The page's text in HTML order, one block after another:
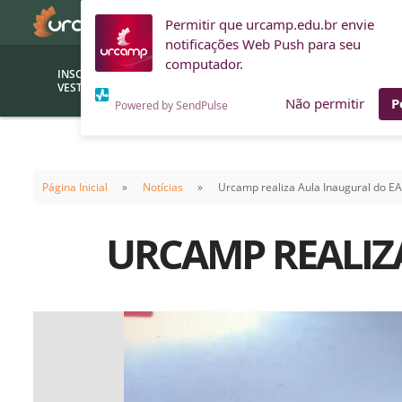
Permitir que urcamp.edu.br envie
notificações Web Push para seu
computador.
Powered by SendPulse Não permitir
INSCRIÇÕES
VESTIBULAR
BOLSAS E
(funcionários/professores)
PROUNI
Descontos
Financiamentos
Fiscal
Página Inicial Notícias Urcamp realiza Aula Inaugural do
URCAMP